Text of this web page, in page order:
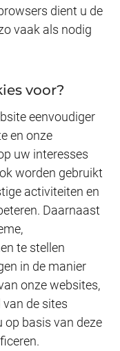
dient u de
vaak als nodig
voor?
eenvoudiger
en onze
uw interesses
worden gebruikt
activiteiten en
Daarnaast
te stellen
in de manier
onze websites,
de sites
op basis van deze